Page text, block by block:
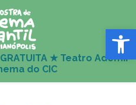
Abrir